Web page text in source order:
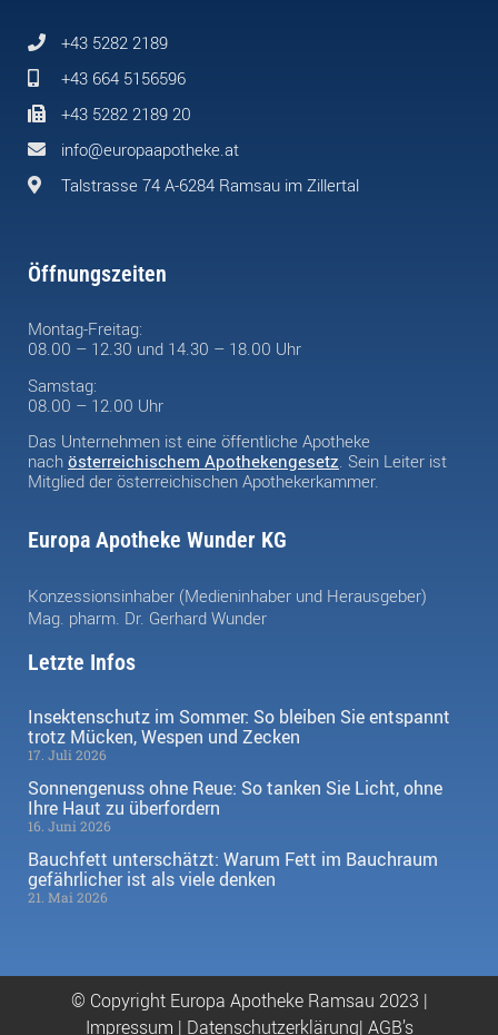
+43 5282 2189
+43 664 5156596
+43 5282 2189 20
info@europaapotheke.at
Talstrasse 74 A-6284 Ramsau im Zillertal
Öffnungszeiten
Montag-Freitag:
08.00 – 12.30 und 14.30 – 18.00 Uhr
Samstag:
08.00 – 12.00 Uhr
Das Unternehmen ist eine öffentliche Apotheke
nach österreichischem Apothekengesetz. Sein Leiter ist
Mitglied der österreichischen Apothekerkammer.
Europa Apotheke Wunder KG
Konzessionsinhaber (Medieninhaber und Herausgeber)
Mag. pharm. Dr. Gerhard Wunder
Letzte Infos
Insektenschutz im Sommer: So bleiben Sie entspannt
trotz Mücken, Wespen und Zecken
17. Juli 2026
Sonnengenuss ohne Reue: So tanken Sie Licht, ohne
Ihre Haut zu überfordern
16. Juni 2026
Bauchfett unterschätzt: Warum Fett im Bauchraum
gefährlicher ist als viele denken
21. Mai 2026
© Copyright Europa Apotheke Ramsau 2023 |
Impressum | Datenschutzerklärung| AGB’s